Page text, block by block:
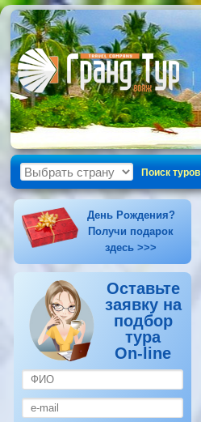
Поиск туров
День Рождения?
Получи подарок
здесь >>>
Оставьте
заявку на
подбор
тура
On-line